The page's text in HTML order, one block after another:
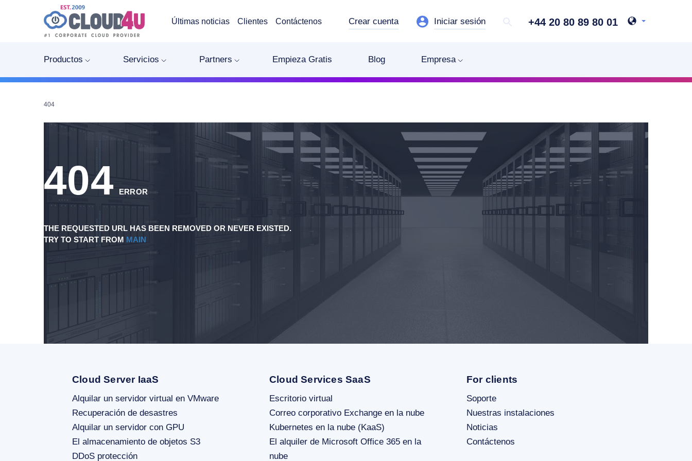
Últimas noticias Clientes Contáctenos Crear cuenta Iniciar sesión +44 20 80 89 80 01
Productos Servicios Partners Empieza Gratis Blog Empresa
404
404 ERROR
THE REQUESTED URL HAS BEEN REMOVED OR NEVER EXISTED.
TRY TO START FROM MAIN
Cloud Server IaaS
Alquilar un servidor virtual en VMware
Recuperación de desastres
Alquilar un servidor con GPU
El almacenamiento de objetos S3
DDoS protección
Cloud Services SaaS
Escritorio virtual
Correo corporativo Exchange en la nube
Kubernetes en la nube (KaaS)
El alquiler de Microsoft Office 365 en la
nube
For clients
Soporte
Nuestras instalaciones
Noticias
Contáctenos